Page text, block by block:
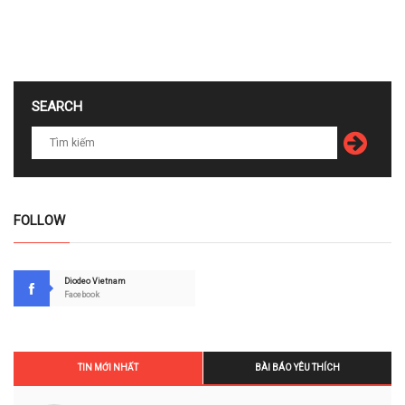
SEARCH
FOLLOW
Diodeo Vietnam
Facebook
TIN MỚI NHẤT BÀI BÁO YÊU THÍCH